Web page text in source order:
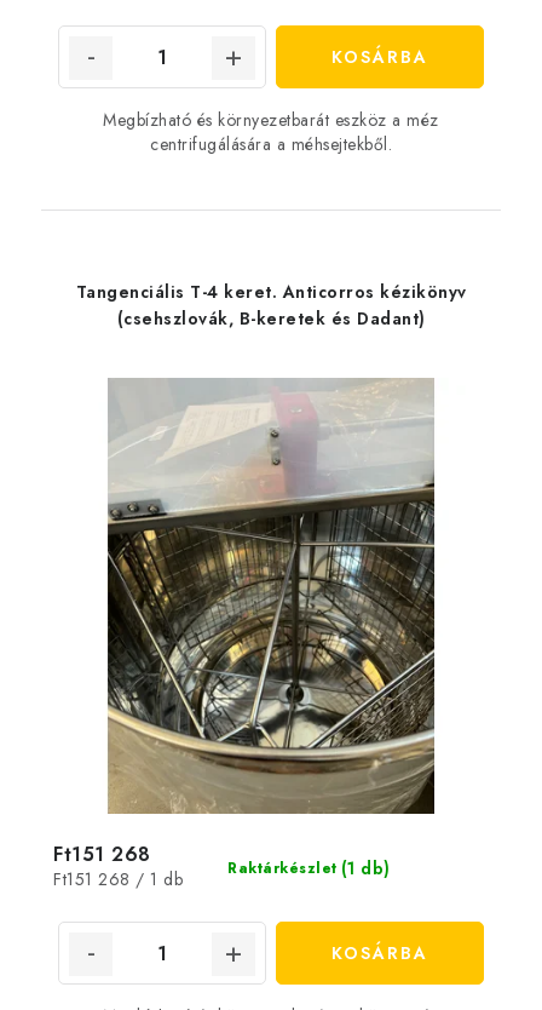
KOSÁRBA
Megbízható és környezetbarát eszköz a méz
centrifugálására a méhsejtekből.
Tangenciális T-4 keret. Anticorros kézikönyv
(csehszlovák, B-keretek és Dadant)
Raktárkészlet (1 db)
Ft151 268
Egységár:
Ft151 268 / 1 db
KOSÁRBA